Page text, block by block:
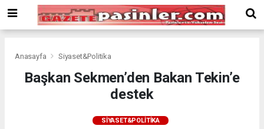
Bonusu
Veren
deneme
Anasayfa Siyaset&Politika
Başkan Sekmen’den Bakan Tekin’e
destek
SIYASET&POLITIKA